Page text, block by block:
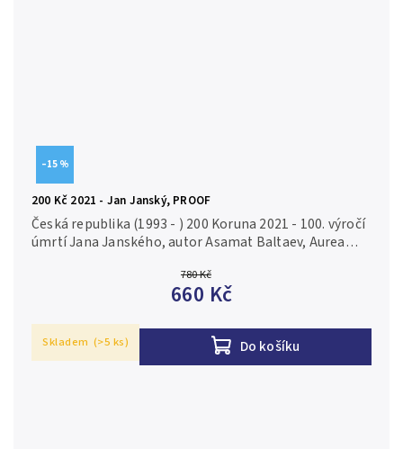
–15 %
200 Kč 2021 - Jan Janský, PROOF
780 Kč
660 Kč
Do košíku
Česká republika (1993 - ) 200 Koruna 2021 - 100. výročí
úmrtí Jana Janského, autor Asamat Baltaev, Aurea
Skladem (>5 ks)